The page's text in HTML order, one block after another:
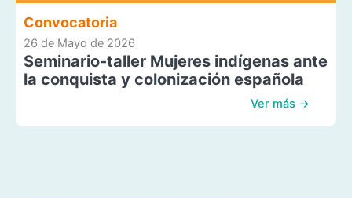
Convocatoria
26 de Mayo de 2026
Seminario-taller Mujeres indígenas ante
la conquista y colonización española
Ver más →